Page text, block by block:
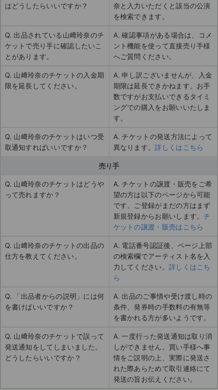
はどうしたらいいですか？
奈と入力いただくと該当の公演
を検索できます。
Q. 出品されている山﨑玲奈のチ
ケットで売り手に確認したいこ
とがあります。
A. 確認事項がある場合は、コメ
ント機能を使って直接売り手様
へご質問ください。
Q. 山﨑玲奈のチケットの入金期
限を延長してください。
A. 申し訳ございませんが、入金
期限は延長できかねます。お手
数ですがお支払いできるタイミ
ングでの購入をお願いいたしま
す。
Q. 山﨑玲奈のチケットはいつ受
取通知すればいいですか？
A. チケットの発送方法によって
異なります。詳しくはこちら
売り手
Q. 山﨑玲奈のチケットはどうや
って売れますか？
A. チケットの譲渡・販売をご希
望の方は以下のページから可能
です。ご登録がまだの方はまず
新規登録からお願いします。 チ
ケットの譲渡・販売はこちら
Q. 山﨑玲奈のチケットの出品の
仕方を教えてください。
A. 電話番号認証後、ページ上部
の検索欄でアーティスト名を入
力してください。 詳しくはこち
ら
Q. 「出品者からの説明」には何
を書けばいいですか？
A. 出品のご事情や受け渡し時の
条件、発券時の手数料の有無等
を書かれる方が多いようです。
Q. 山﨑玲奈のチケットで誤って
発送通知をしてしまいました。
どうしたらいいですか？
A. 一度行った発送通知は取り消
しができません。買い手様へ事
情をご説明の上、実際に発送さ
れた際あらためて取引連絡にて
発送の旨お伝えください。